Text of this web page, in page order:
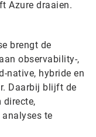
Azure draaien.
brengt de
observability-,
native, hybride en
Daarbij blijft de
directe,
te